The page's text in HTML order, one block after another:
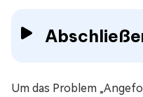
Um das Problem